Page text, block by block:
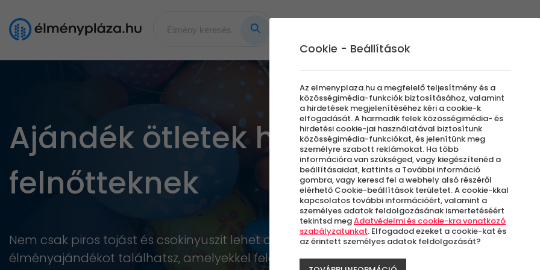
Ajándék ötletek húsvétra
felnőtteknek
Nem csak piros tojást és csokinyuszit lehet adni húsvétra! Weboldalunkon rengeteg
élményajándékot találhatsz, amelyekkel felejthetetlenné teheted a húsvéti hosszú
Cookie - Beállítások
Az elmenyplaza.hu a megfelelő teljesítmény és a
közösségimédia-funkciók biztosításához, valamint
a hirdetések megjelenítéséhez kéri a cookie-k
elfogadását. A harmadik felek közösségimédia- és
hirdetési cookie-jai használatával biztosítunk
közösségimédia-funkciókat, és jelenítünk meg
személyre szabott reklámokat. Ha több
információra van szükséged, vagy kiegészítenéd a
beállításaidat, kattints a További információ
gombra, vagy keresd fel a webhely alsó részéről
elérhető Cookie-beállítások területet. A cookie-kkal
kapcsolatos további információért, valamint a
személyes adatok feldolgozásának ismertetéséért
tekintsd megAdatvédelmi és cookie-kra vonatkozó
szabályzatunkat. Elfogadod ezeket a cookie-kat és
az érintett személyes adatok feldolgozását?